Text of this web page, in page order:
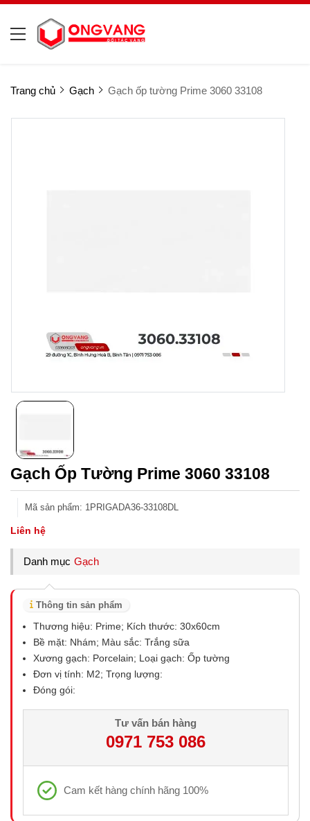
Trang chủ Gạch Gạch ốp tường Prime 3060 33108
Gạch Ốp Tường Prime 3060 33108
Mã sản phẩm: 1PRIGADA36-33108DL
Liên hệ
Danh mục Gạch
Thông tin sản phẩm
Thương hiệu: Prime; Kích thước: 30x60cm
Bề mặt: Nhám; Màu sắc: Trắng sữa
Xương gạch: Porcelain; Loại gạch: Ốp tường
Đơn vị tính: M2; Trọng lượng:
Đóng gói:
Tư vấn bán hàng
0971 753 086
Cam kết hàng chính hãng 100%